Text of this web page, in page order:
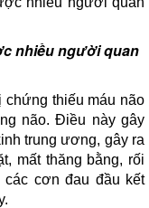
nhiều người quan
thiếu máu não
não. Điều này gây
trung ương, gây ra
mất thăng bằng, rối
các cơn đau đầu kết